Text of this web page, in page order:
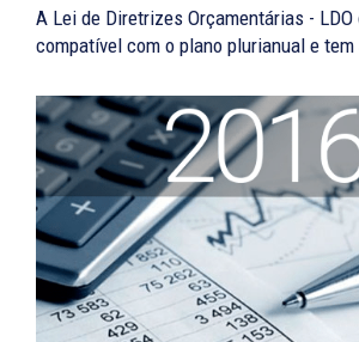
A Lei de Diretrizes Orçamentárias - LDO